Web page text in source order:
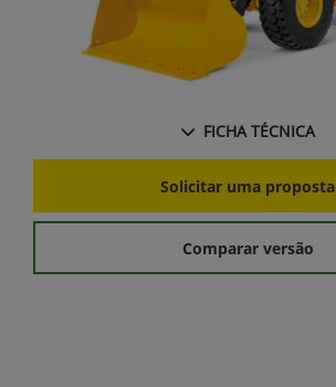
FICHA TÉCNICA
Solicitar uma proposta
Comparar versão